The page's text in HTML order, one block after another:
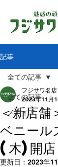
記事
全ての記事
メディア
全ての記事
＜新店
ベニー
(木)開店
フジサワ名
2023年11月
更新日： 2023年